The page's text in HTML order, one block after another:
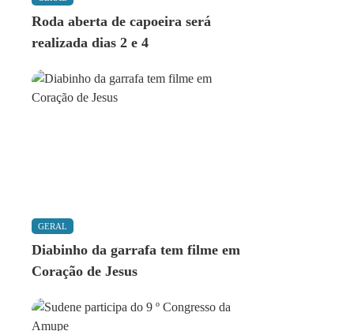
Roda aberta de capoeira será
realizada dias 2 e 4
GERAL
Diabinho da garrafa tem filme em
Coração de Jesus